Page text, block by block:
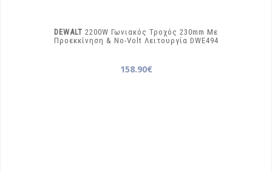
DEWALT 2200W Γωνιακός Τροχός 230mm Με
Προεκκίνηση & No-Volt Λειτουργία DWE494
158.90€